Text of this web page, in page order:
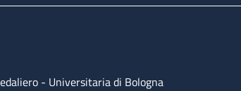
- Universitaria di Bologna